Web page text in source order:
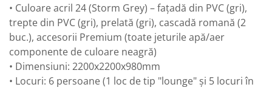
• Culoare acril 24 (Storm Grey) – fațadă din PVC (gri),
trepte din PVC (gri), prelată (gri), cascadă romană (2
buc.), accesorii Premium (toate jeturile apă/aer
componente de culoare neagră)
• Dimensiuni: 2200x2200x980mm
• Locuri: 6 persoane (1 loc de tip "lounge" și 5 locuri în